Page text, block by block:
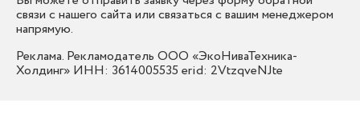
связи с нашего сайта или связаться с вашим менеджером
напрямую.
Реклама. Рекламодатель ООО «ЭкоНиваТехника-
Холдинг» ИНН: 3614005535 erid: 2VtzqveNJte